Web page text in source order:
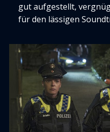
gut aufgestellt,
für den lässigen